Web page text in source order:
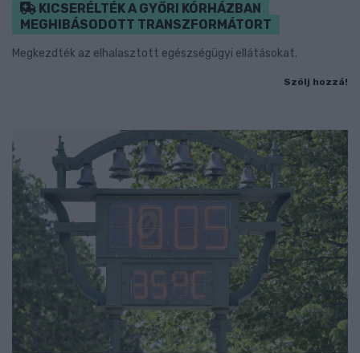
KICSERÉLTÉK A GYŐRI KÓRHÁZBAN
MEGHIBÁSODOTT TRANSZFORMÁTORT
Megkezdték az elhalasztott egészségügyi ellátásokat.
Szólj hozzá!